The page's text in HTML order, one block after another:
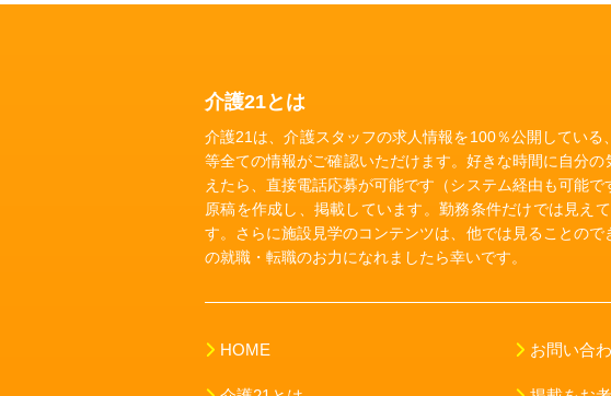
介護21とは
介護21は、介護スタッフの求人情報を100％公開してい
等全ての情報がご確認いただけます。好きな時間に自分
えたら、直接電話応募が可能です（システム経由も可能
原稿を作成し、掲載しています。勤務条件だけでは見え
す。さらに施設見学のコンテンツは、他では見ることの
の就職・転職のお力になれましたら幸いです。
HOME お問い合